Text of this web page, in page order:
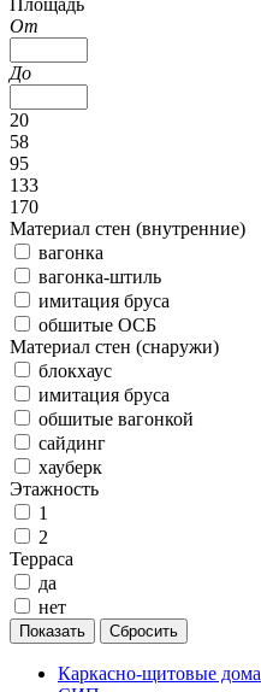
Площадь
От
До
20
58
95
133
170
Материал стен (внутренние)
вагонка
вагонка-штиль
имитация бруса
обшитые ОСБ
Материал стен (снаружи)
блокхаус
имитация бруса
обшитые вагонкой
сайдинг
хауберк
Этажность
1
2
Терраса
да
нет
Каркасно-щитовые дома